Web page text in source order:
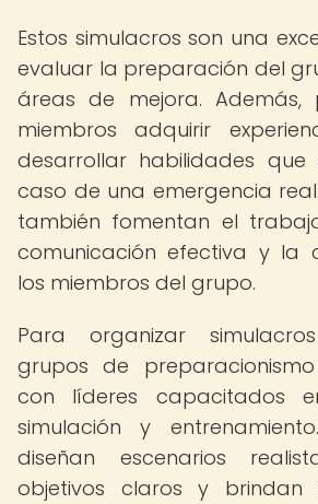
Estos simulacros son una
evaluar la preparación del
áreas de mejora. Además,
miembros adquirir
desarrollar habilidades que
caso de una emergencia
también fomentan el
comunicación efectiva y la
los miembros del grupo.
Para organizar
grupos de
con líderes capacitados
simulación y
diseñan escenarios
objetivos claros y brindan